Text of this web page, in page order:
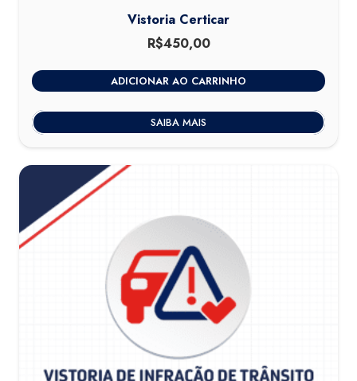
Vistoria Certicar
R$450,00
ADICIONAR AO CARRINHO
SAIBA MAIS